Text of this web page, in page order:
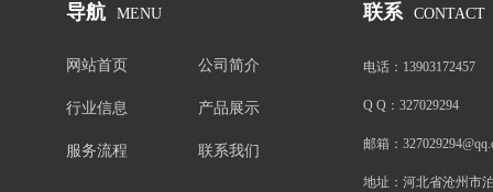
导航 MENU
网站首页 公司简介
行业信息 产品展示
服务流程 联系我们
联系 CONTACT
电话： 13903172457
Q Q： 327029294
邮箱：
地址： 河北省沧州市